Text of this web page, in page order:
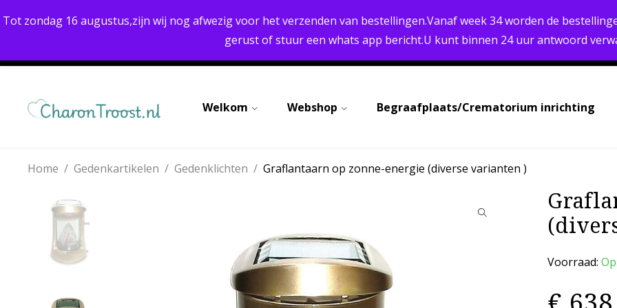
Tot zondag 16 augustus,zijn wij nog afwezig voor het verzenden van bestellingen.Vanaf week 34 worden de
gerust of stuur een whats app bericht.U kunt binnen 24 uur antwoord
UITSTEKENDE KWALITEIT PERSOONLIJK ADVIES BREED ASSORTIMENT
SNELLE LEVERING
Welkom Webshop Begraafplaats/Crematorium inrichting
Home / Gedenkartikelen / Gedenklichten / Graflantaarn op zonne-energie (diverse varianten )
Voorraad: